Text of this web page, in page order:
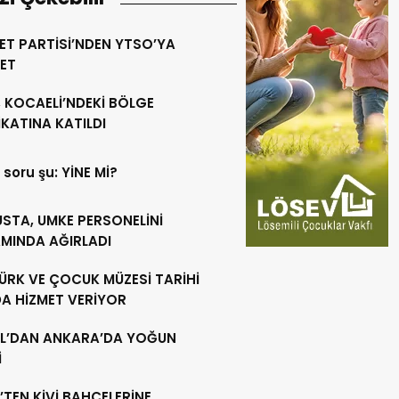
PARTİSİ’NDEN YTSO’YA
KOCAELİ’NDEKİ BÖLGE
KATILDI
şu: YİNE Mİ?
UMKE PERSONELİNİ
AĞIRLADI
VE ÇOCUK MÜZESİ TARİHİ
HİZMET VERİYOR
ANKARA’DA YOĞUN